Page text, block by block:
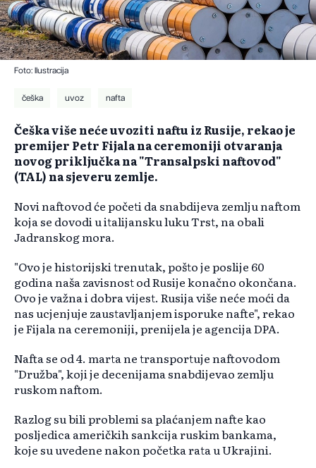
Foto: Ilustracija
češka uvoz nafta
Češka više neće uvoziti naftu iz Rusije, rekao je
premijer Petr Fijala na ceremoniji otvaranja
novog priključka na "Transalpski naftovod"
(TAL) na sjeveru zemlje.
Novi naftovod će početi da snabdijeva zemlju naftom
koja se dovodi u italijansku luku Trst, na obali
Jadranskog mora.
"Ovo je historijski trenutak, pošto je poslije 60
godina naša zavisnost od Rusije konačno okončana.
Ovo je važna i dobra vijest. Rusija više neće moći da
nas ucjenjuje zaustavljanjem isporuke nafte", rekao
je Fijala na ceremoniji, prenijela je agencija DPA.
Nafta se od 4. marta ne transportuje naftovodom
"Družba", koji je decenijama snabdijevao zemlju
ruskom naftom.
Razlog su bili problemi sa plaćanjem nafte kao
posljedica američkih sankcija ruskim bankama,
koje su uvedene nakon početka rata u Ukrajini.